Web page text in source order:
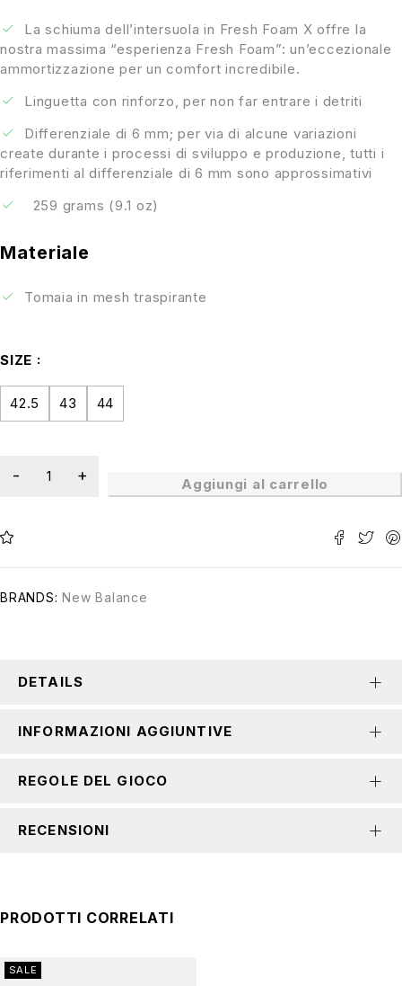
La schiuma dell’intersuola in Fresh Foam X offre la
nostra massima “esperienza Fresh Foam”: un’eccezionale
ammortizzazione per un comfort incredibile.
Linguetta con rinforzo, per non far entrare i detriti
Differenziale di 6 mm; per via di alcune variazioni
create durante i processi di sviluppo e produzione, tutti i
riferimenti al differenziale di 6 mm sono approssimativi
259 grams (9.1 oz)
Materiale
Tomaia in mesh traspirante
SIZE
42.5 43 44
Aggiungi al carrello
BRANDS: New Balance
DETAILS
INFORMAZIONI AGGIUNTIVE
REGOLE DEL GIOCO
RECENSIONI
PRODOTTI CORRELATI
SALE